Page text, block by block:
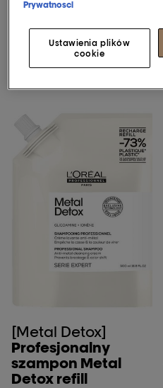
Odkryj więcej
[Metal Detox]
Profesjonalny
szampon Metal
Detox refill
Prywatnosci
Ustawienia plików
cookie